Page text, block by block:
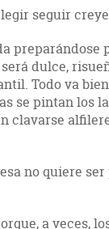
seguir
preparándose
dulce,
Todo va
se pintan los
clavarse
no quiere
a veces,